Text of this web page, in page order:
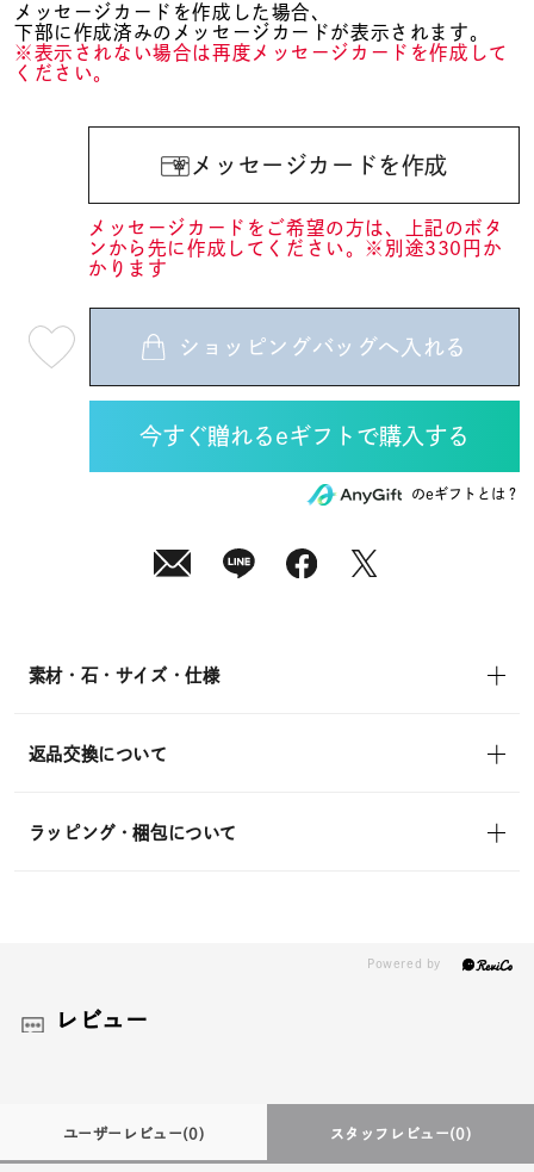
在庫 在庫ありのみ すべて表示
メッセージカードを作成した場合、
下部に作成済みのメッセージカードが表示されます。
※表示されない場合は再度メッセージカードを作成して
ください。
メッセージカードを作成
メッセージカードをご希望の方は、上記のボタ
ンから先に作成してください。※別途330円か
かります
08
月
ショッピングバッグへ入れる
のeギフトとは？
素材・石・サイズ・仕様
返品交換について
ラッピング・梱包について
レビュー
ユーザーレビュー(0) スタッフレビュー(0)